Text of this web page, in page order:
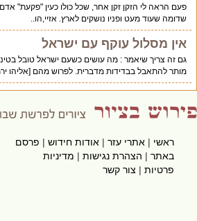
פעם הראה לי הזקן זקן אחר, שכל כולו כעין "פקעת" אדם .
שדומה שעוד מעט ופניו נושקים לארץ. אזיי,הו..
אין מסלול עוקף עם ישראל
גם זה צריך שיאמר : מה עושים כשעם ישראל טובל
מותר להתאבל בבדידות מדברית. לפרוש מהם [אליהו
ראשי|אתרי עזר|אודות חידוש|פרסם
באתר|הצהרת נגישות|מדיניות
פרטיות|צור קשר